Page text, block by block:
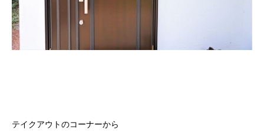
テイクアウトのコーナーから